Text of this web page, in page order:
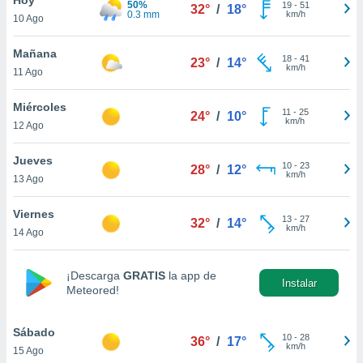
y
en
más
de
cookies
aceptar
10 Ago
50%
0.3 mm
32° / 18° 19- 51
km/h
Mañana
11 Ago
23° / 14° 18- 41
km/h
Miércoles
12 Ago
24° / 10° 11 - 25
km/h
Jueves
13 Ago
28° / 12° 10- 23
km/h
Viernes
14 Ago
32° / 14° 13- 27
km/h
¡Descarga GRATIS la app de
Meteored!
Instalar
Sábado
15 Ago
36° / 17° 10- 28
km/h